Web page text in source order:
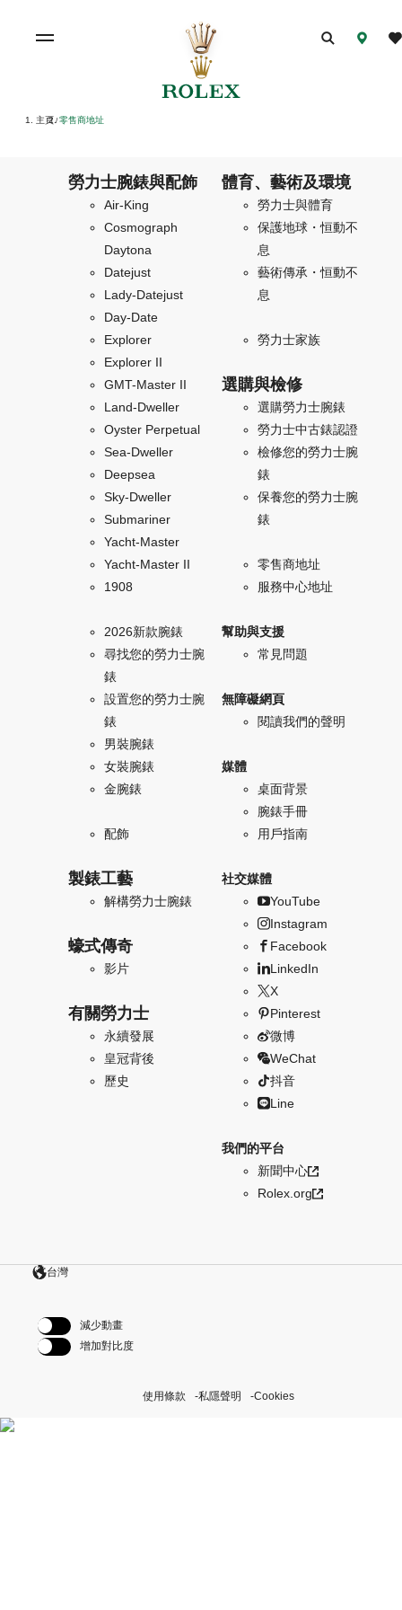
主頁/ 零售商地址
勞力士腕錶與配飾
Air-King
Cosmograph
Daytona
Datejust
Lady-Datejust
Day-Date
Explorer
Explorer II
GMT-Master II
Land-Dweller
Oyster Perpetual
Sea-Dweller
Deepsea
Sky-Dweller
Submariner
Yacht-Master
Yacht-Master II
1908
2026新款腕錶
尋找您的勞力士腕
錶
設置您的勞力士腕
錶
男裝腕錶
女裝腕錶
金腕錶
配飾
製錶工藝
解構勞力士腕錶
蠔式傳奇
影片
有關勞力士
永續發展
皇冠背後
歷史
體育、藝術及環境
勞力士與體育
保護地球・恒動不
息
藝術傳承・恒動不
息
勞力士家族
選購與檢修
選購勞力士腕錶
勞力士中古錶認證
檢修您的勞力士腕
錶
保養您的勞力士腕
錶
零售商地址
服務中心地址
幫助與支援
常見問題
無障礙網頁
閱讀我們的聲明
媒體
桌面背景
腕錶手冊
用戶指南
社交媒體
YouTube
Instagram
Facebook
LinkedIn
X
Pinterest
微博
WeChat
抖音
Line
我們的平台
新聞中心
Rolex.org
台灣
減少動畫
增加對比度
使用條款 私隱聲明 Cookies